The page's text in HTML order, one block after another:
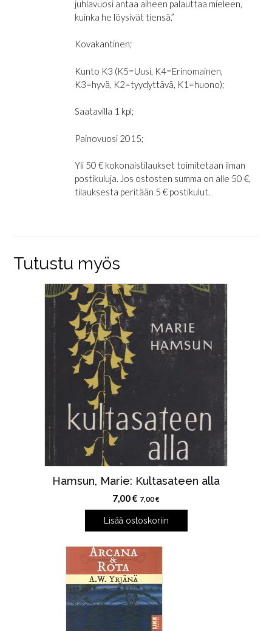
juhlavuosi antaa aiheen palauttaa mieleen,
kuinka he löysivät tiensä.”
Kovakantinen;
Kunto K3 (K5=Uusi, K4=Erinomainen,
K3=hyvä, K2=tyydyttävä, K1=huono);
Saatavilla 1 kpl;
Painovuosi 2015;
Yli 50 € kokonaistilaukset toimitetaan ilman
postikuluja. Jos ostosten summa on alle 50 €,
tilauksesta peritään 5 € postikulut.
Tutustu myös
Hamsun, Marie: Kultasateen alla
7,00€ 7,00€
Lisää ostoskoriin